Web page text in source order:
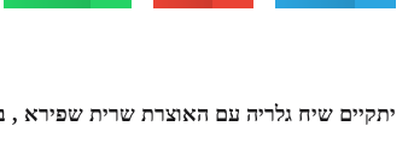
יתקיים שיח גלריה עם האוצרת שרית שפירא ,